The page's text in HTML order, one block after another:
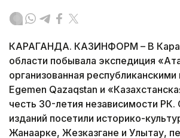
КАРАГАНДА. КАЗИНФОРМ – В
области побывала экспедиция
организованная республиканскими
Egemen Qazaqstan и
честь 30-летия независимости РК.
изданий посетили историко-
Жанаарке, Жезказгане и Улытау,